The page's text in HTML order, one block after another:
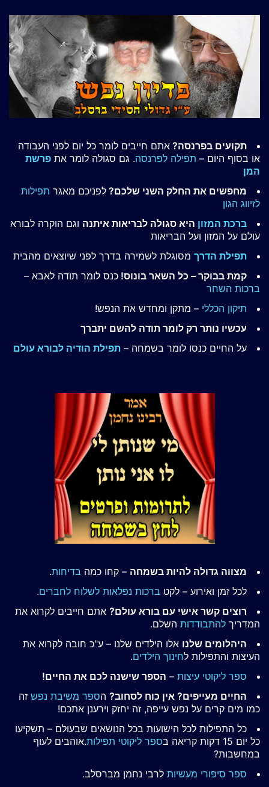
תקועים בפרנסה? אתם חייבים לומר כל יום לפני העבודה
או בסוף היום – תפילה לפרנסה. גם סגולה לומר את פרשת
המן
מחפשים את החלק השני שלכם? לפניכם מאגר תפילות
לזיווג הגון
ברכת המזון היא סגולה לבריאות איתנה וגם הוקרה לבורא
עולם על המזון ועל הבריאות
תפילת הדרך מסוגלת לשמירה בדרך לפני שיוצאים מהבית
קמת בבוקר – כל השאר בונוס! כנס לומר תודה לאבא –
ברכות השחר
תיקון הכללי – מתקן ומחדש את הנפש!
עכשיו נותר רק לומר תודה להשם יתברך
על החיים כנסו לומר בשמחה – תפילת הודיה לבורא עולם
מצווה גדולה להיות בשמחה – קחו כמה בדיחות.
לכל זמן ואירוע – לקט ברכות נפלאות לשלוח לחברים.
רוצים קשר אישי עם בורא עולם? אתם חייבים לקרוא את
המדריך להתבודדות השלם.
היהלומים שלנו אלו הילדים שלנו – ע"כ חובה לקרוא את
העיצות והתפילות לחינוך הילדים.
ספר ליקוטי עיצות – הספר שישנה לכם את החיים!
החיים מעייפים? אין כוח לסחוב? הספר משיבת נפש זה
כמו מים קרים על נפש עייפה, זה יחזק וירענן אתכם!
כל התפילות לכל הישועות בכל הנושאים שבעולם – תשקיעו
כל יום 15 דקות קריאה ב
ספר ליקוטי תפילות.אוהבים לעוף
במחשבות?
ספר סיפורי מעשיות לרבי נחמן מברסלב.